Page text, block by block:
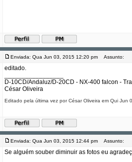
Enviada: Qua Jun 03, 2015 12:20 pm Assunto:
editado.
D-10CD/Andaluz/D-20CD - NX-400 falcon -
César Oliveira
Editado pela última vez por César Oliveira em Qui
Enviada: Qua Jun 03, 2015 12:44 pm Assunto:
Se alguém souber diminuir as fotos eu